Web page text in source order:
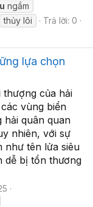
ngầm
thủy lôi
Trả lời: 0
lựa chọn
của hải
vùng biển
quân quan
nhiên, với sự
như tên lửa siêu
dễ bị tổn thương